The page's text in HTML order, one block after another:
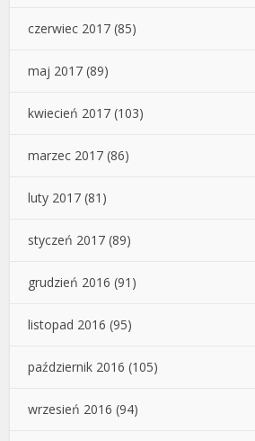
czerwiec 2017 (85)
maj 2017 (89)
kwiecień 2017 (103)
marzec 2017 (86)
luty 2017 (81)
styczeń 2017 (89)
grudzień 2016 (91)
listopad 2016 (95)
październik 2016 (105)
wrzesień 2016 (94)